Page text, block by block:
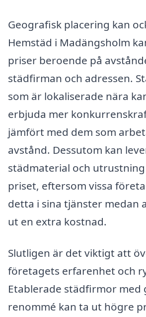
Geografisk placering kan
Hemstäd i Madängsholm
priser beroende på
städfirman och adressen.
som är lokaliserade nära
erbjuda mer
jämfört med dem som
avstånd. Dessutom kan
städmaterial och
priset, eftersom vissa
detta i sina tjänster medan
ut en extra kostnad.
Slutligen är det viktigt att
företagets erfarenhet och
Etablerade städfirmor med
renommé kan ta ut högre